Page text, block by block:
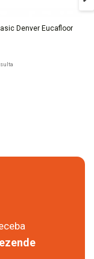
Denver Eucafloor